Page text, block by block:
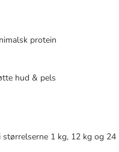
protein
hud & pels
1 kg, 12 kg og 24